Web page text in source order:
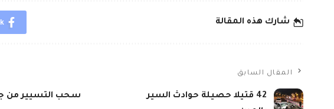
شارك هذه المقالة
المقال السابق
42 قتيلا حصيلة حوادث السير
سحب التسيير من